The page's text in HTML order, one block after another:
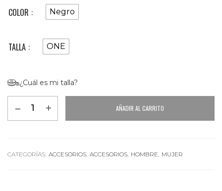
COLOR Negro
TALLA ONE
¿Cuál es mi talla?
AÑADIR AL CARRITO
CATEGORÍAS: ACCESORIOS, ACCESORIOS, HOMBRE, MUJER